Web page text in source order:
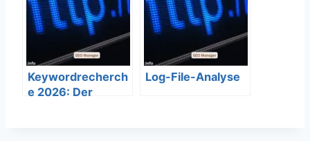
Keywordrecherch
e 2026: Der
Log-File-Analyse